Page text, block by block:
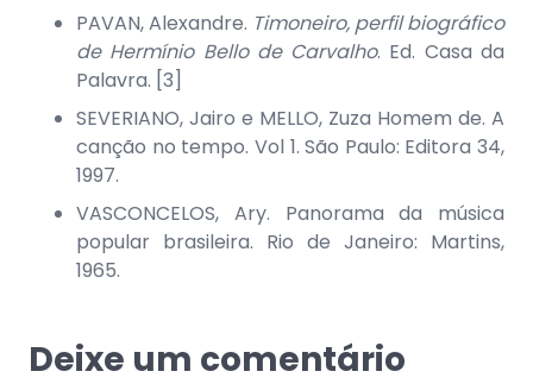
PAVAN, Alexandre. Timoneiro, perfil biográfico
de Hermínio Bello de Carvalho. Ed. Casa da
Palavra. [3]
SEVERIANO, Jairo e MELLO, Zuza Homem de. A
canção no tempo. Vol 1. São Paulo: Editora 34,
1997.
VASCONCELOS, Ary. Panorama da música
popular brasileira. Rio de Janeiro: Martins,
1965.
Deixe um comentário